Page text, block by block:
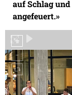
auf Schlag
angefeuert.»